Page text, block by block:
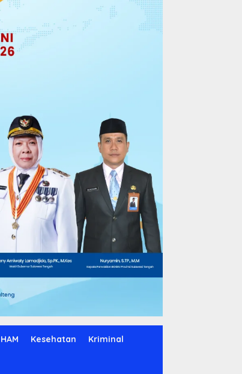
Kesehatan Kriminal